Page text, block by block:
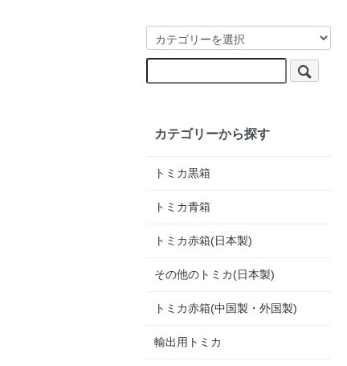
カテゴリーから探す
トミカ黒箱
トミカ青箱
トミカ赤箱(日本製)
その他のトミカ(日本製)
トミカ赤箱(中国製・外国製)
輸出用トミカ